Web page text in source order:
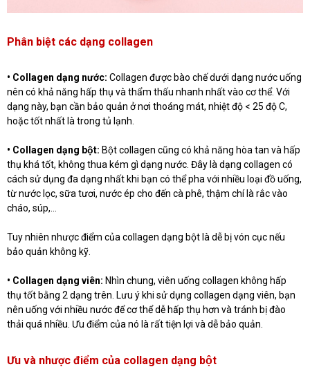
Phân biệt các dạng collagen
• Collagen dạng nước: Collagen được bào chế dưới dạng nước uống
nên có khả năng hấp thụ và thẩm thấu nhanh nhất vào cơ thể. Với
dạng này, bạn cần bảo quản ở nơi thoáng mát, nhiệt độ < 25 độ C,
hoặc tốt nhất là trong tủ lạnh.
• Collagen dạng bột: Bột collagen cũng có khả năng hòa tan và hấp
thụ khá tốt, không thua kém gì dạng nước. Đây là dạng collagen có
cách sử dụng đa dạng nhất khi bạn có thể pha với nhiều loại đồ uống,
từ nước lọc, sữa tươi, nước ép cho đến cà phê, thậm chí là rắc vào
cháo, súp,...
Tuy nhiên nhược điểm của collagen dạng bột là dễ bị vón cục nếu
bảo quản không kỹ.
• Collagen dạng viên: Nhìn chung, viên uống collagen không hấp
thụ tốt bằng 2 dạng trên. Lưu ý khi sử dụng collagen dạng viên, bạn
nên uống với nhiều nước để cơ thể dễ hấp thụ hơn và tránh bị đào
thải quá nhiều. Ưu điểm của nó là rất tiện lợi và dễ bảo quản.
Ưu và nhược điểm của collagen dạng bột